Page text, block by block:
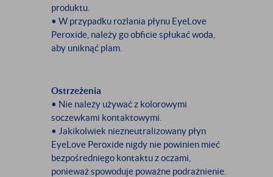
produktu.
• W przypadku rozlania płynu EyeLove
Peroxide, należy go obficie spłukać woda,
aby uniknąć plam.
Ostrzeżenia
• Nie należy używać z kolorowymi
soczewkami kontaktowymi.
• Jakikolwiek niezneutralizowany płyn
EyeLove Peroxide nigdy nie powinien mieć
bezpośredniego kontaktu z oczami,
ponieważ spowoduje poważne podrażnienie.